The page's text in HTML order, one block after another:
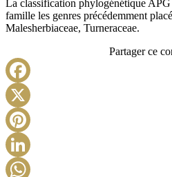
La classification phylogénétique
famille les genres précédemment
Malesherbiaceae, Turneraceae.
Partager ce